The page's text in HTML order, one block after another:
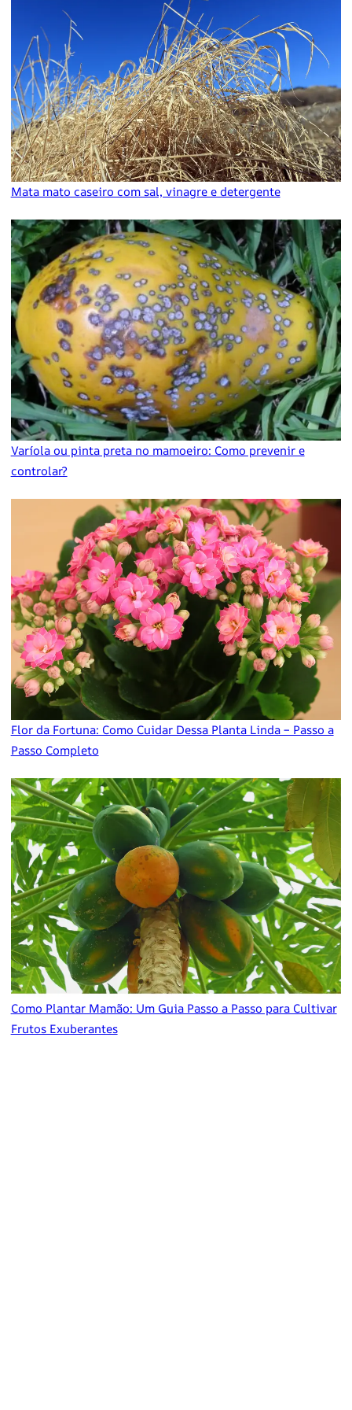
Mata mato caseiro com sal, vinagre e detergente
Varíola ou pinta preta no mamoeiro: Como prevenir e
controlar?
Flor da Fortuna: Como Cuidar Dessa Planta Linda – Passo a
Passo Completo
Como Plantar Mamão: Um Guia Passo a Passo para Cultivar
Frutos Exuberantes